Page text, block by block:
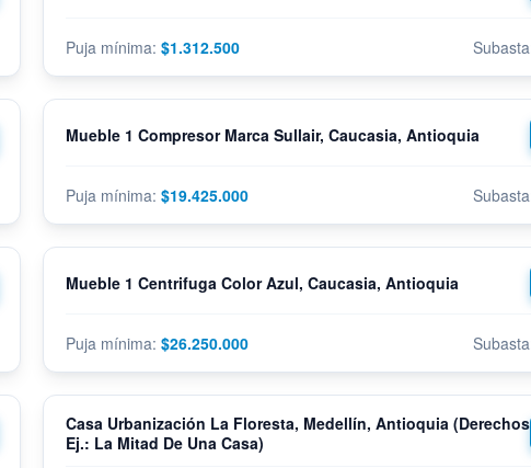
$1.312.500
$19.425.000
Mueble 1 Compresor Marca Sullair, Caucasia, Antioquia
$26.250.000
Mueble 1 Centrifuga Color Azul, Caucasia, Antioquia
Casa Urbanización La Floresta, Medellín, Antioquia (Derechos
Ej.: La Mitad De Una Casa)